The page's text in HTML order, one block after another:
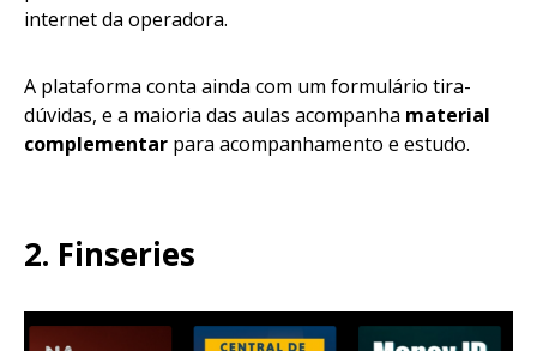
internet da operadora.
A plataforma conta ainda com um formulário tira-
dúvidas, e a maioria das aulas acompanha material
complementar para acompanhamento e estudo.
2. Finseries